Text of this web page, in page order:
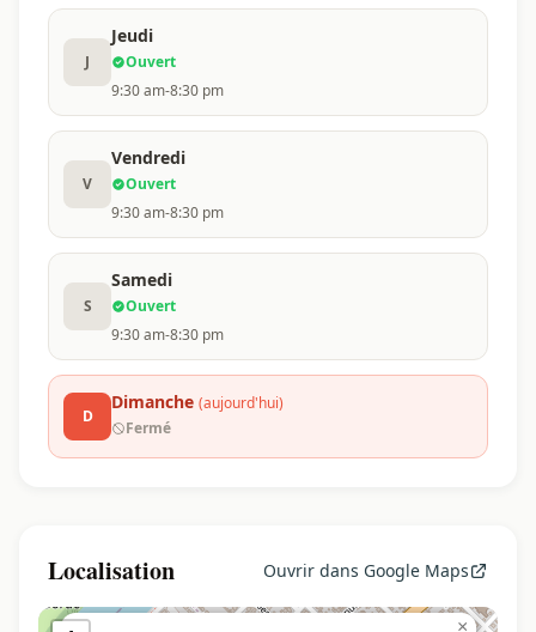
J
Jeudi
Ouvert
9:30 am-8:30 pm
V
Vendredi
Ouvert
9:30 am-8:30 pm
S
Samedi
Ouvert
9:30 am-8:30 pm
D
Dimanche (aujourd'hui)
Fermé
Localisation Ouvrir dans Google Maps
×